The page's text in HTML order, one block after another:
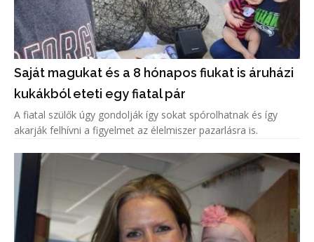
Saját magukat és a 8 hónapos fiukat is áruházi
kukákból eteti egy fiatal pár
A fiatal szülők úgy gondolják így sokat spórolhatnak és így
akarják felhívni a figyelmet az élelmiszer pazarlásra is.